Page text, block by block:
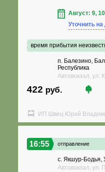
Август: 9, 10
Уточнить
время прибытия
п. Балезино,
Республика
Автовокзал, ул.
422 руб.
ИП Швец Юрий
16:55 отправление
с. Якшур-Бодья,
Автовокзал, ул.